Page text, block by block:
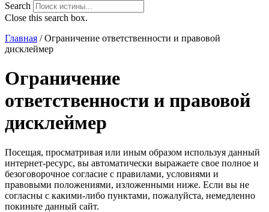
Search
Close this search box.
Главная /Ограничение ответственности и правовой
дисклеймер
Ограничение
ответственности и правовой
дисклеймер
Посещая, просматривая или иным образом используя данный
интернет-ресурс, вы автоматически выражаете свое полное и
безоговорочное согласие с правилами, условиями и
правовыми положениями, изложенными ниже. Если вы не
согласны с какими-либо пунктами, пожалуйста, немедленно
покиньте данный сайт.